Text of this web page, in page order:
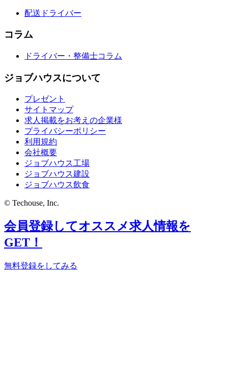
配送ドライバー
コラム
ドライバー・整備士コラム
ジョブハウスについて
プレゼント
サイトマップ
求人掲載をお考えの企業様
プライバシーポリシー
利用規約
会社概要
ジョブハウス工場
ジョブハウス建設
ジョブハウス飲食
© Techouse, Inc.
会員登録してオススメ求人情報を
GET！
無料登録をしてみる